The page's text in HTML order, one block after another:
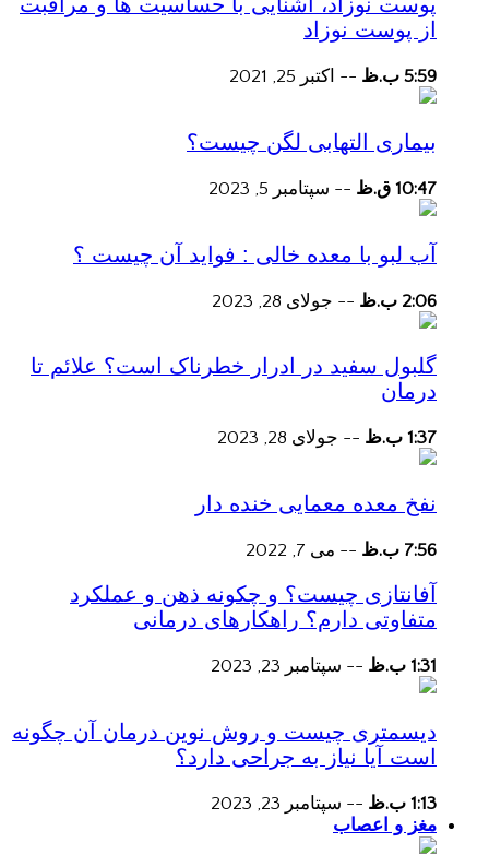
از پوست نوزاد
5:59 ب.ظ -- اکتبر 25, 2021
بیماری التهابی لگن چیست؟
10:47 ق.ظ -- سپتامبر 5, 2023
آب لبو با معده خالی : فواید آن چیست ؟
2:06 ب.ظ -- جولای 28, 2023
گلبول سفید در ادرار خطرناک است؟ علائم تا
درمان
1:37 ب.ظ -- جولای 28, 2023
نفخ معده معمایی خنده دار
7:56 ب.ظ -- می 7, 2022
آفانتازی چیست؟ و چکونه ذهن و عملکرد
متفاوتی دارم؟ راهکارهای درمانی
1:31 ب.ظ -- سپتامبر 23, 2023
دیسمتری چیست و روش نوین درمان آن چگونه
است آیا نیاز به جراحی دارد؟
1:13 ب.ظ -- سپتامبر 23, 2023
مغز و اعصاب